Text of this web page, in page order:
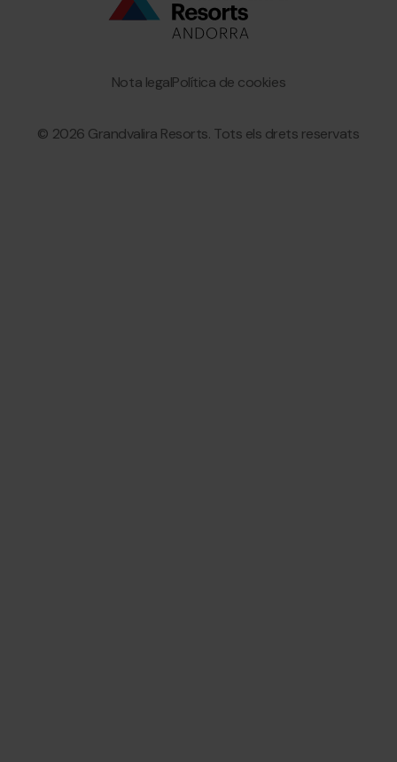
© 2026 Grandvalira Resorts. Tots els drets reservats
GranvaliraPolítica de cookies
Nota legal